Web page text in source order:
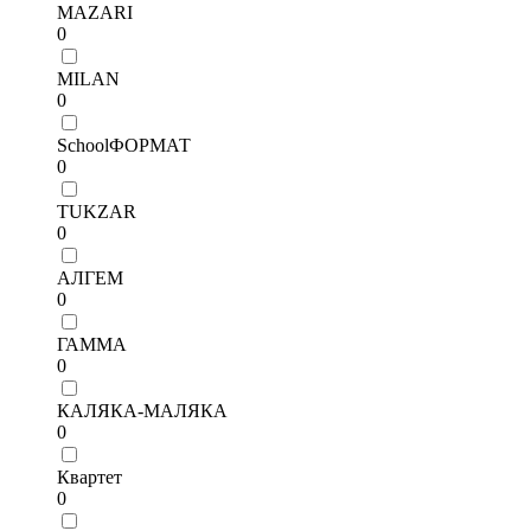
MAZARI
0
MILAN
0
SchoolФОРМАТ
0
TUKZAR
0
АЛГЕМ
0
ГАММА
0
КАЛЯКА-МАЛЯКА
0
Квартет
0